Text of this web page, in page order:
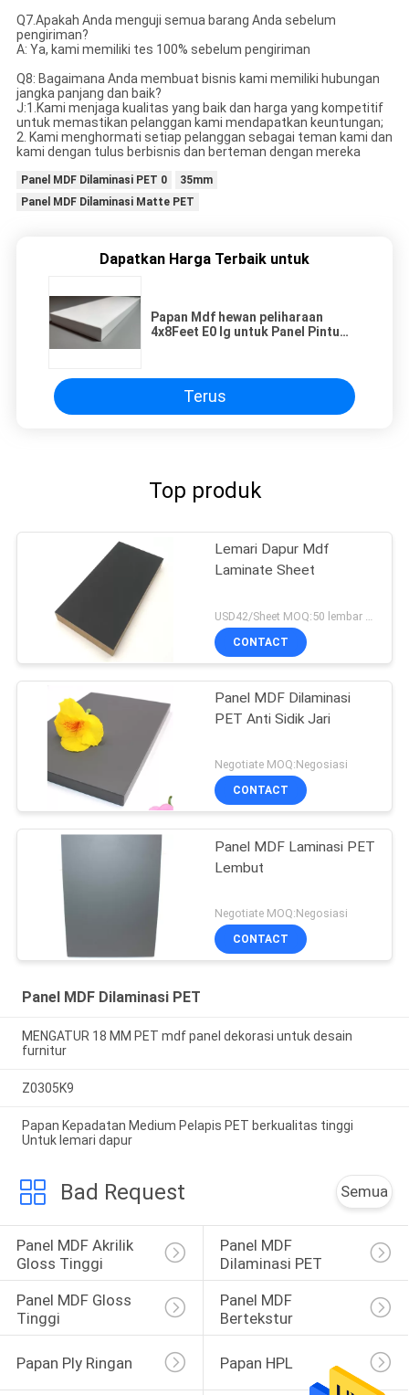
Q7.Apakah Anda menguji semua barang Anda sebelum
pengiriman?
A: Ya, kami memiliki tes 100% sebelum pengiriman
Q8: Bagaimana Anda membuat bisnis kami memiliki hubungan
jangka panjang dan baik?
J:1.Kami menjaga kualitas yang baik dan harga yang kompetitif
untuk memastikan pelanggan kami mendapatkan keuntungan;
2. Kami menghormati setiap pelanggan sebagai teman kami dan
kami dengan tulus berbisnis dan berteman dengan mereka
Panel MDF Dilaminasi PET 0
35mm
Panel MDF Dilaminasi Matte PET
Dapatkan Harga Terbaik untuk
Papan Mdf hewan peliharaan
4x8Feet E0 lg untuk Panel Pintu
Terus
Top produk
Lemari Dapur Mdf
Laminate Sheet
CONTACT
Panel MDF Dilaminasi
PET Anti Sidik Jari
Negotiate MOQ:Negosiasi
CONTACT
Panel MDF Laminasi PET
Lembut
Negotiate MOQ:Negosiasi
CONTACT
Panel MDF Dilaminasi PET
MENGATUR 18 MM PET mdf panel dekorasi untuk desain
furnitur
Z0305K9
Papan Kepadatan Medium Pelapis PET berkualitas tinggi
Untuk lemari dapur
Bad Request Semua
Panel MDF Akrilik
Gloss Tinggi
Panel MDF
Dilaminasi PET
Panel MDF Gloss
Tinggi
Panel MDF
Bertekstur
Papan Ply Ringan Papan HPL